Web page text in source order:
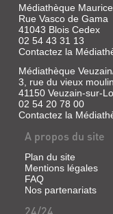
DES
SOIR...
Livre
Fechner,
Christian
Christian
Fechner,
2005
ROBERT
HOUDIN
:
,
RÉNOVATEUR
DE
LA
MAGIE
BLANCHE.
...
Livre
Chavigny,
Médiathèque
Rue Vasco de Gama
41043 Blois Cedex
02 54 43 31 13
Contactez la
Médiathèque
3, rue du vieux moulin
41150 Veuzain-sur-
02 54 20 78 00
Contactez la
A propos du site
Plan du site
Mentions légales
FAQ
Nos partenariats